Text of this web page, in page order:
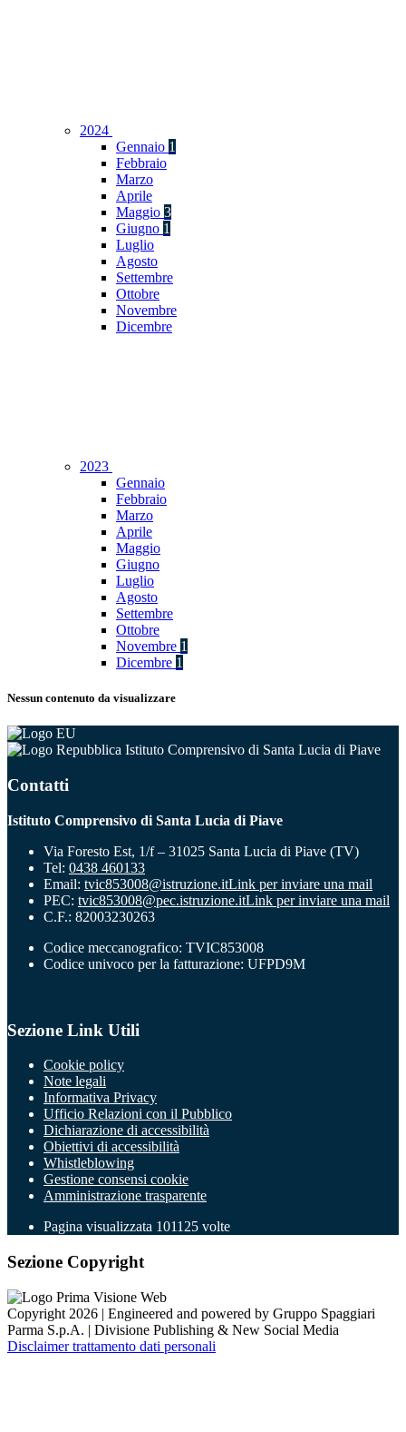
2024
Gennaio 1
Febbraio
Marzo
Aprile
Maggio 3
Giugno 1
Luglio
Agosto
Settembre
Ottobre
Novembre
Dicembre
2023
Gennaio
Febbraio
Marzo
Aprile
Maggio
Giugno
Luglio
Agosto
Settembre
Ottobre
Novembre 1
Dicembre 1
Nessun contenuto da visualizzare
Istituto Comprensivo di Santa Lucia di Piave
Contatti
Istituto Comprensivo di Santa Lucia di Piave
Via Foresto Est, 1/f – 31025 Santa Lucia di Piave (TV)
Tel: 0438 460133
Email: tvic853008@istruzione.itLink per inviare una mail
PEC: tvic853008@pec.istruzione.itLink per inviare una mail
C.F.: 82003230263
Codice meccanografico: TVIC853008
Codice univoco per la fatturazione: UFPD9M
Sezione Link Utili
Cookie policy
Note legali
Informativa Privacy
Ufficio Relazioni con il Pubblico
Dichiarazione di accessibilità
Obiettivi di accessibilità
Whistleblowing
Gestione consensi cookie
Amministrazione trasparente
Pagina visualizzata 101125 volte
Sezione Copyright
Copyright 2026 | Engineered and powered by Gruppo Spaggiari
Parma S.p.A. | Divisione Publishing & New Social Media
Disclaimer trattamento dati personali